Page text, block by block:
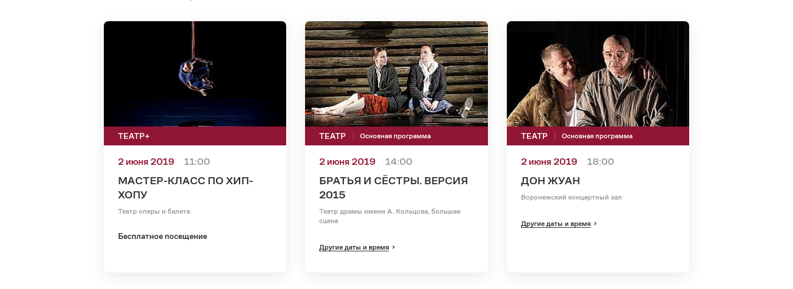
ТЕАТР+
2 июня 2019 11:00
МАСТЕР-КЛАСС ПО ХИП-
ХОПУ
Театр оперы и балета
Бесплатное посещение
ТЕАТР Основная программа
2 июня 2019 14:00
БРАТЬЯ И СЁСТРЫ. ВЕРСИЯ
2015
Театр драмы имени А. Кольцова, большая
сцена
Другие даты и время
ТЕАТР Основная программа
2 июня 2019 18:00
ДОН ЖУАН
Воронежский концертный зал
Другие даты и время